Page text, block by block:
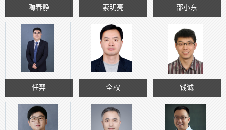
陶春静 索明亮 邵小东
任羿 全权 钱诚